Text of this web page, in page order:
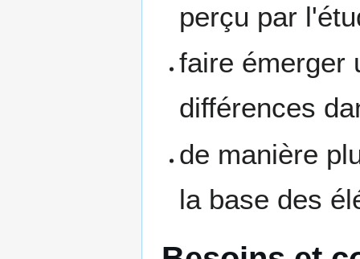
perçu par
faire émerger
différences
de manière
la base des